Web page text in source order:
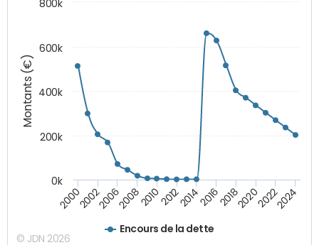
Montants (€)
Encours de la dette
200020022006200820102012201420162018202020222024
0k
200k
400k
600k
800k
© JDN 2026